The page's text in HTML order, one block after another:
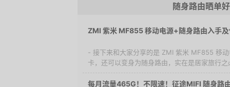
随身路由晒单
ZMI 紫米 MF855 移动电源+随身路由入手
- 接下来和大家分享的是 ZMI 紫米 MF855 移
卡，还可以变身为随身路由，实在是居家旅行
每月流量465G！不限速！征途MIFI 随身路